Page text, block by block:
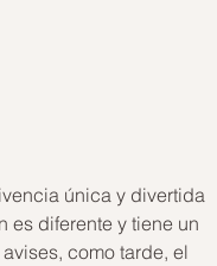
única y divertida
es diferente y tiene un
como tarde, el